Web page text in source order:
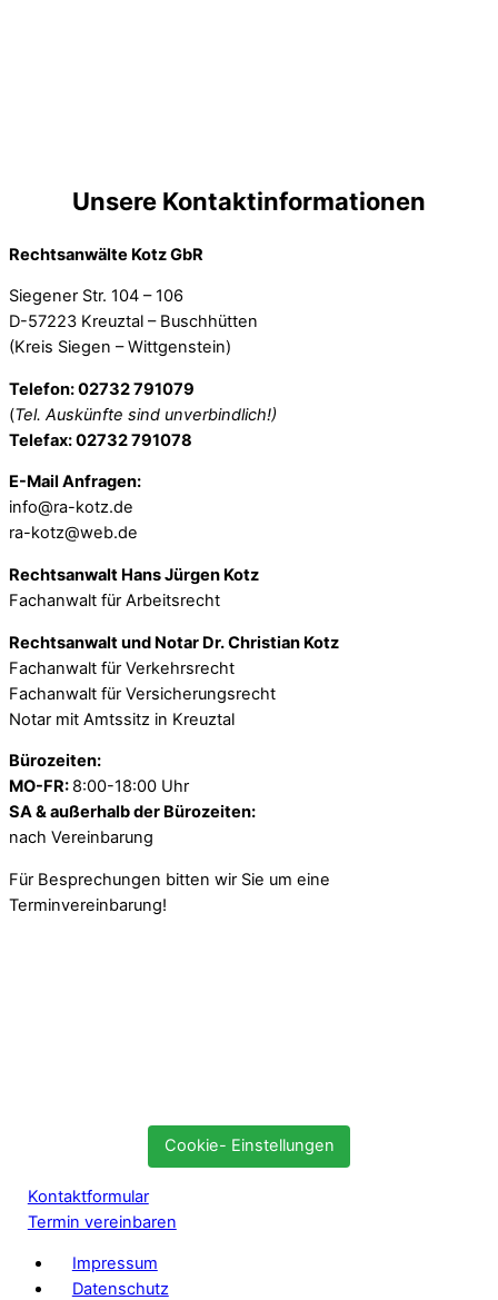
Unsere Kontaktinformationen
Rechtsanwälte Kotz GbR
Siegener Str. 104 – 106
D-57223 Kreuztal – Buschhütten
(Kreis Siegen – Wittgenstein)
Telefon: 02732 791079
(Tel. Auskünfte sind unverbindlich!)
Telefax: 02732 791078
E-Mail Anfragen:
info@ra-kotz.de
ra-kotz@web.de
Rechtsanwalt Hans Jürgen Kotz
Fachanwalt für Arbeitsrecht
Rechtsanwalt und Notar Dr. Christian Kotz
Fachanwalt für Verkehrsrecht
Fachanwalt für Versicherungsrecht
Notar mit Amtssitz in Kreuztal
Bürozeiten:
MO-FR: 8:00-18:00 Uhr
SA & außerhalb der Bürozeiten:
nach Vereinbarung
Für Besprechungen bitten wir Sie um eine
Terminvereinbarung!
Cookie- Einstellungen
Kontaktformular
Termin vereinbaren
Impressum
Datenschutz